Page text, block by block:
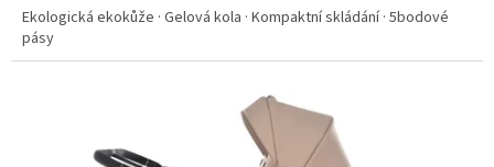
Ekologická ekokůže · Gelová kola · Kompaktní skládání · 5bodové
pásy